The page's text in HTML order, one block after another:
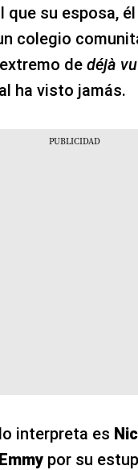
que su esposa,
colegio
de déjà vu
ha visto jamás.
interpreta es
Emmy por su